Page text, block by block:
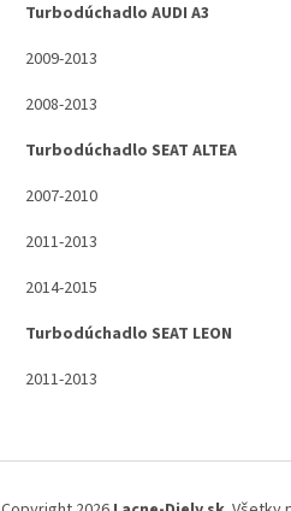
Turbodúchadlo AUDI A3
2009-2013
2008-2013
Turbodúchadlo SEAT ALTEA
2007-2010
2011-2013
2014-2015
Turbodúchadlo SEAT LEON
2011-2013